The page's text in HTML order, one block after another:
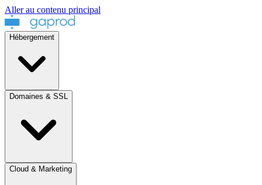
Aller au contenu principal
Hébergement
Domaines & SSL
Cloud & Marketing